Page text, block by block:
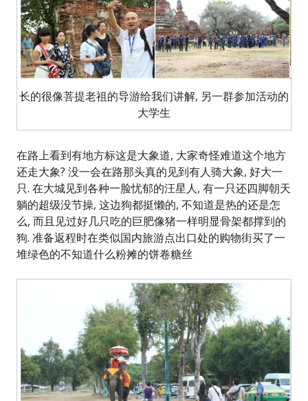
长的很像菩提老祖的导游给我们讲解, 另一群参加活动的
大学生
在路上看到有地方标这是大象道, 大家奇怪难道这个地方
还走大象? 没一会在路那头真的见到有人骑大象, 好大一
只. 在大城见到各种一脸忧郁的汪星人, 有一只还四脚朝天
躺的超级没节操, 这边狗都挺懒的, 不知道是热的还是怎
么, 而且见过好几只吃的巨肥像猪一样明显骨架都撑到的
狗. 准备返程时在类似国内旅游点出口处的购物街买了一
堆绿色的不知道什么粉摊的饼卷糖丝